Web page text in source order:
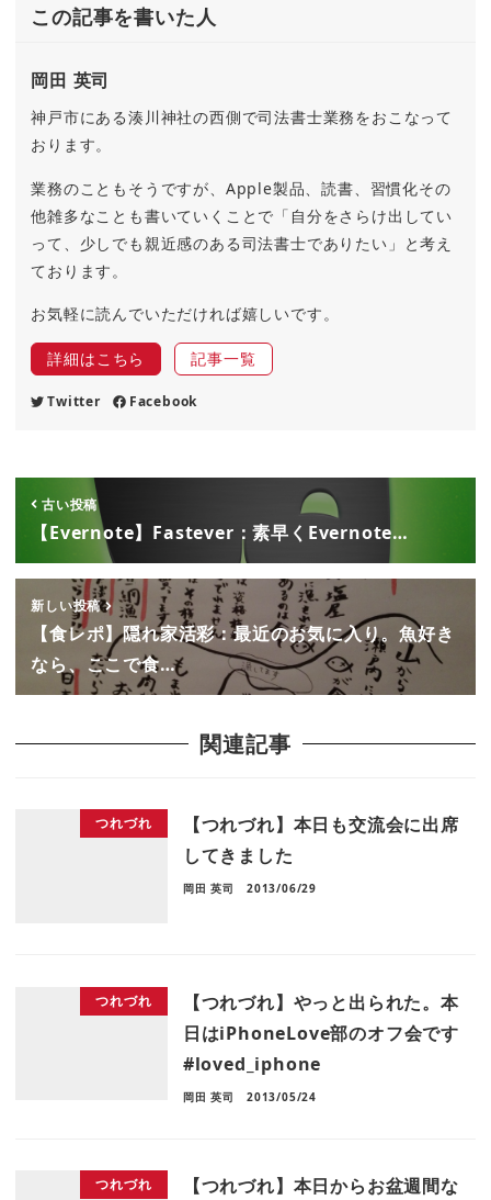
この記事を書いた人
岡田 英司
神戸市にある湊川神社の西側で司法書士業務をおこなって
おります。
業務のこともそうですが、Apple製品、読書、習慣化その
他雑多なことも書いていくことで「自分をさらけ出してい
って、少しでも親近感のある司法書士でありたい」と考え
ております。
お気軽に読んでいただければ嬉しいです。
詳細はこちら 記事一覧
Twitter Facebook
古い投稿
【Evernote】Fastever：素早くEvernote…
新しい投稿
【食レポ】隠れ家活彩：最近のお気に入り。魚好き
なら、ここで食…
関連記事
つれづれ
【つれづれ】本日も交流会に出席
してきました
岡田 英司 2013/06/29
つれづれ
【つれづれ】やっと出られた。本
日はiPhoneLove部のオフ会です
#loved_iphone
岡田 英司 2013/05/24
つれづれ
【つれづれ】本日からお盆週間な